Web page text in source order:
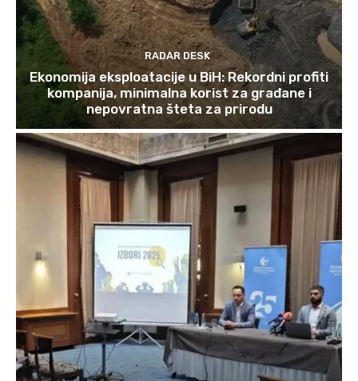
RADAR DESK
Ekonomija eksploatacije u BiH: Rekordni profiti
kompanija, minimalna korist za građane i
nepovratna šteta za prirodu